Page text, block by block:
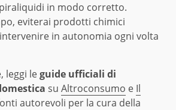
in modo corretto.
eviterai prodotti chimici
in autonomia ogni volta
leggi leguide ufficiali di
su Altroconsumo e Il
autorevoli per la cura della